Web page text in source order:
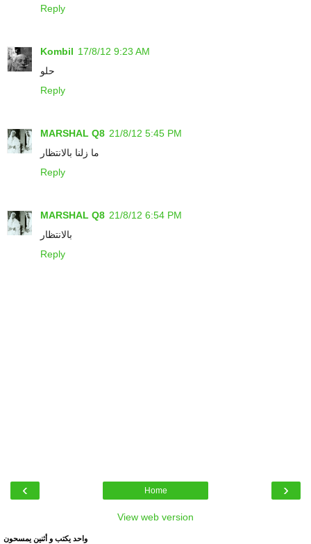
Reply
Kombil 17/8/12 9:23 AM
حلو
Reply
MARSHAL Q8 21/8/12 5:45 PM
ما زلنا بالانتظار
Reply
MARSHAL Q8 21/8/12 6:54 PM
بالانتظار
Reply
‹ ›
Home
View web version
واحد يكتب و أثنين يمسحون